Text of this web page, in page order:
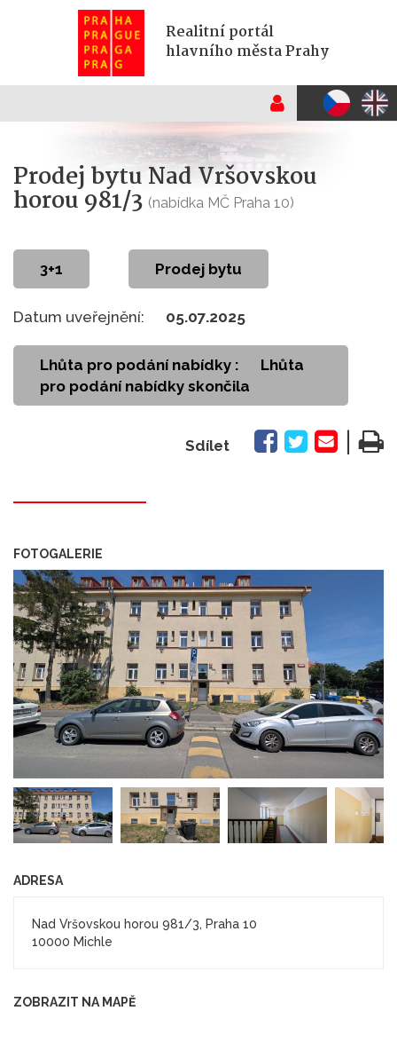
Realitní portál
hlavního města Prahy
Prodej bytu Nad Vršovskou
horou 981/3 (nabídka MČ Praha 10)
3+1 Prodej bytu
Datum uveřejnění: 05.07.2025
Lhůta pro podání nabídky :
Lhůta
pro podání nabídky skončila
Sdílet
FOTOGALERIE
ADRESA
Nad Vršovskou horou 981/3, Praha 10
10000 Michle
ZOBRAZIT NA MAPĚ